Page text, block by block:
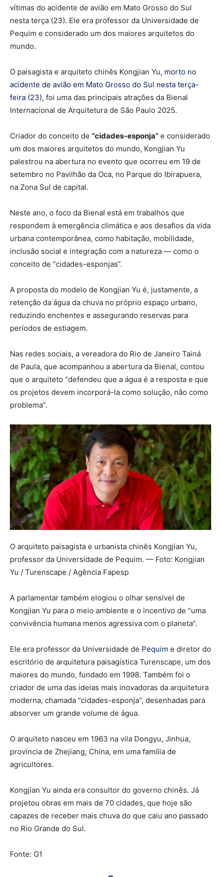
vítimas do acidente de avião em Mato Grosso do Sul
nesta terça (23). Ele era professor da Universidade de
Pequim e considerado um dos maiores arquitetos do
mundo.
O paisagista e arquiteto chinês Kongjian Yu, morto no
acidente de avião em Mato Grosso do Sul nesta terça-
feira (23), foi uma das principais atrações da Bienal
Internacional de Arquitetura de São Paulo 2025.
Criador do conceito de “cidades-esponja” e considerado
um dos maiores arquitetos do mundo, Kongjian Yu
palestrou na abertura no evento que ocorreu em 19 de
setembro no Pavilhão da Oca, no Parque do Ibirapuera,
na Zona Sul de capital.
Neste ano, o foco da Bienal está em trabalhos que
respondem à emergência climática e aos desafios da vida
urbana contemporânea, como habitação, mobilidade,
inclusão social e integração com a natureza — como o
conceito de “cidades-esponjas”.
A proposta do modelo de Kongjian Yu é, justamente, a
retenção da água da chuva no próprio espaço urbano,
reduzindo enchentes e assegurando reservas para
períodos de estiagem.
Nas redes sociais, a vereadora do Rio de Janeiro Tainá
de Paula, que acompanhou a abertura da Bienal, contou
que o arquiteto “defendeu que a água é a resposta e que
os projetos devem incorporá-la como solução, não como
problema”.
O arquiteto paisagista e urbanista chinês Kongjian Yu,
professor da Universidade de Pequim. — Foto: Kongjian
Yu / Turenscape / Agência Fapesp
A parlamentar também elogiou o olhar sensível de
Kongjian Yu para o meio ambiente e o incentivo de “uma
convivência humana menos agressiva com o planeta”.
Ele era professor da Universidade de Pequim e diretor do
escritório de arquitetura paisagística Turenscape, um dos
maiores do mundo, fundado em 1998. Também foi o
criador de uma das ideias mais inovadoras da arquitetura
moderna, chamada “cidades-esponja”, desenhadas para
absorver um grande volume de água.
O arquiteto nasceu em 1963 na vila Dongyu, Jinhua,
província de Zhejiang, China, em uma família de
agricultores.
Kongjian Yu ainda era consultor do governo chinês. Já
projetou obras em mais de 70 cidades, que hoje são
capazes de receber mais chuva do que caiu ano passado
no Rio Grande do Sul.
Fonte: G1